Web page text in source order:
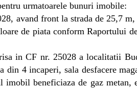
urmatoarele bunuri imobile:
avand front la strada de 25,7
de piata conform Raportului
in CF nr. 25028 a localitatii
4 incaperi, sala desfacere
beneficiaza de gaz metan,